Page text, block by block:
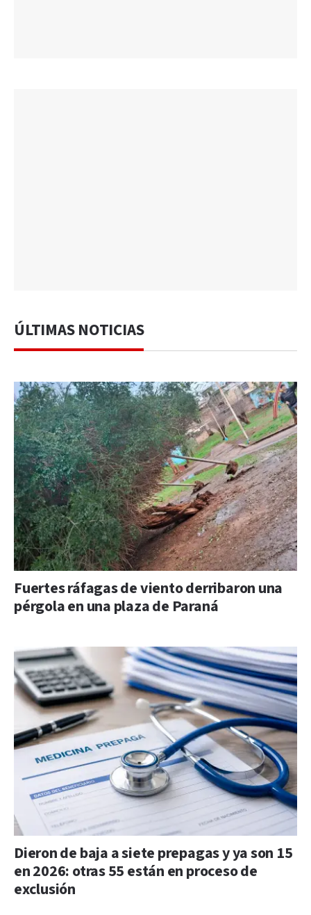
ÚLTIMAS NOTICIAS
Fuertes ráfagas de viento derribaron una
pérgola en una plaza de Paraná
Dieron de baja a siete prepagas y ya son 15
en 2026: otras 55 están en proceso de
exclusión